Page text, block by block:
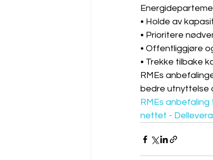
• Holde av
• Prioritere
• Offentliggjøre
• Trekke tilbake
RMEs
bedre utnyttelse
RMEs
nettet -